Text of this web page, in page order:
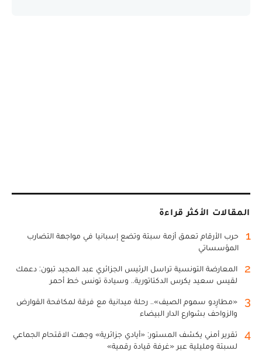
المقالات الأكثر قراءة
1
حرب الأرقام تعمق أزمة سبتة وتضع إسبانيا في مواجهة التضارب
المؤسساتي
2
المعارضة التونسية تراسل الرئيس الجزائري عبد المجيد تبون: دعمك
لقيس سعيد يكرس الدكتاتورية.. وسيادة تونس خط أحمر
3
«مطارِدو سموم الصيف».. رحلة ميدانية مع فرقة لمكافحة القوارض
والزواحف بشوارع الدار البيضاء
4
تقرير أمني يكشف المستور: «أيادي جزائرية» وجهت الاقتحام الجماعي
لسبتة ومليلية عبر «غرفة قيادة رقمية»